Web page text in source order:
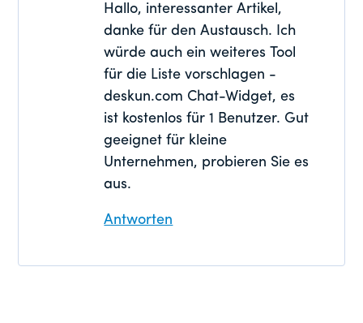
Hallo, interessanter Artikel,
danke für den Austausch. Ich
würde auch ein weiteres Tool
für die Liste vorschlagen -
deskun.com Chat-Widget, es
ist kostenlos für 1 Benutzer. Gut
geeignet für kleine
Unternehmen, probieren Sie es
aus.
Antworten